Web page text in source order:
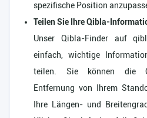
spezifische Position
Teilen Sie Ihre Qibla-
Unser Qibla-Finder auf
einfach, wichtige
teilen. Sie können die
Entfernung von Ihrem
Ihre Längen- und